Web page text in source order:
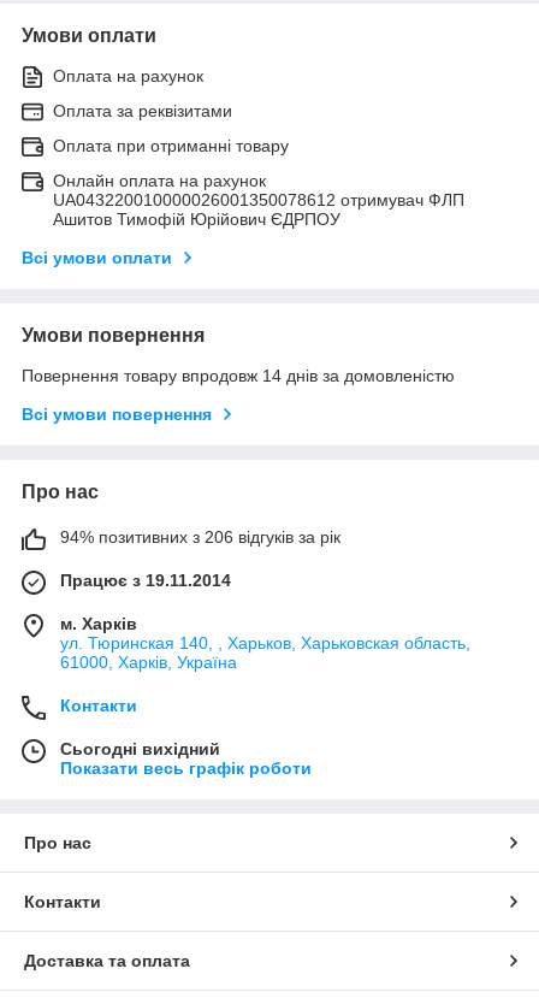
Умови оплати
Оплата на рахунок
Оплата за реквізитами
Оплата при отриманні товару
Онлайн оплата на рахунок
UA043220010000026001350078612 отримувач ФЛП
Ашитов Тимофій Юрійович ЄДРПОУ
Всі умови оплати
Умови повернення
Повернення товару впродовж 14 днів за домовленістю
Всі умови повернення
Про нас
94% позитивних з 206 відгуків за рік
Працює з 19.11.2014
м. Харків
ул. Тюринская 140, , Харьков, Харьковская область,
61000, Харків, Україна
Контакти
Сьогодні вихідний
Показати весь графік роботи
Про нас
Контакти
Доставка та оплата